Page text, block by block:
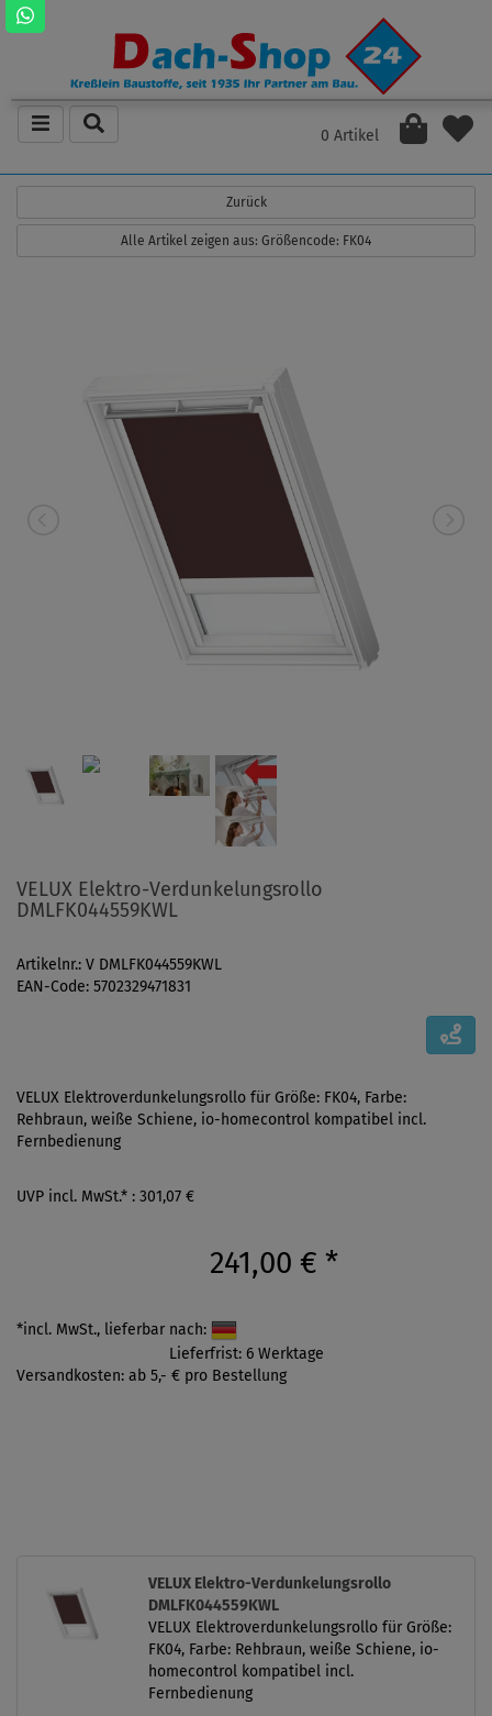
0 Artikel
Zurück
Alle Artikel zeigen aus: Größencode: FK04
VELUX Elektro-Verdunkelungsrollo
DMLFK044559KWL
Artikelnr.: V DMLFK044559KWL
EAN-Code: 5702329471831
VELUX Elektroverdunkelungsrollo für Größe: FK04, Farbe:
Rehbraun, weiße Schiene, io-homecontrol kompatibel incl.
Fernbedienung
UVP incl. MwSt.* : 301,07 €
241,00 € *
*incl. MwSt., lieferbar nach:
Lieferfrist: 6 Werktage
Versandkosten: ab 5,- € pro Bestellung
VELUX Elektro-Verdunkelungsrollo
DMLFK044559KWL
VELUX Elektroverdunkelungsrollo für Größe:
FK04, Farbe: Rehbraun, weiße Schiene, io-
homecontrol kompatibel incl.
Fernbedienung